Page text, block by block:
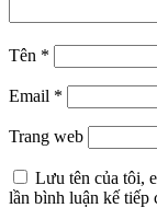
Tên *
Email *
Trang web
Lưu tên của tôi,
lần bình luận kế tiếp